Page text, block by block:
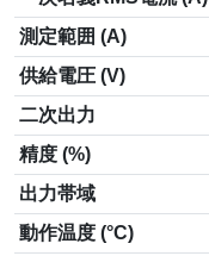
測定範囲 (A)
供給電圧 (V)
二次出力
精度 (%)
出力帯域
動作温度 (°C)